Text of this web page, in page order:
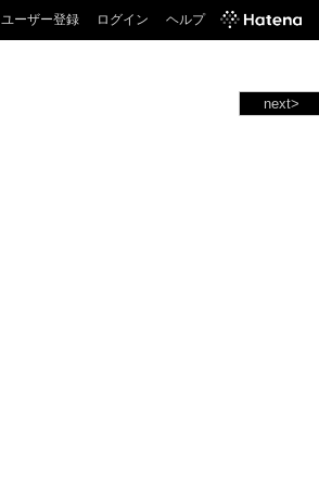
ユーザー登録 ログイン ヘルプ
next>